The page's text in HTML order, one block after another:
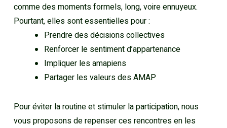
comme des moments formels, long, voire ennuyeux.
Pourtant, elles sont essentielles pour :
Prendre des décisions collectives
Renforcer le sentiment d’appartenance
Impliquer les amapiens
Partager les valeurs des AMAP
Pour éviter la routine et stimuler la participation, nous
vous proposons de repenser ces rencontres en les